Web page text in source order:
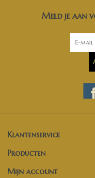
Meld je aan
Klantenservice
Producten
Mijn account